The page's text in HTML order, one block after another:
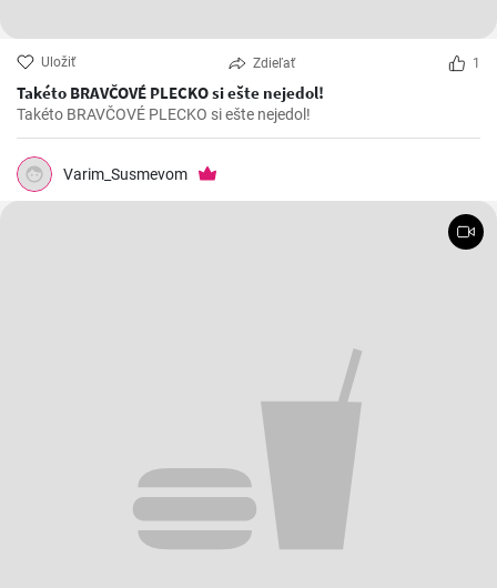
Uložiť Zdieľať 1
Takéto BRAVČOVÉ PLECKO si ešte nejedol!
Takéto BRAVČOVÉ PLECKO si ešte nejedol!
Varim_Susmevom